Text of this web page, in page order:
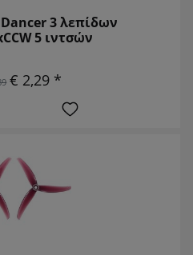
3 λεπίδων
5 ιντσών
€ 2,29 *